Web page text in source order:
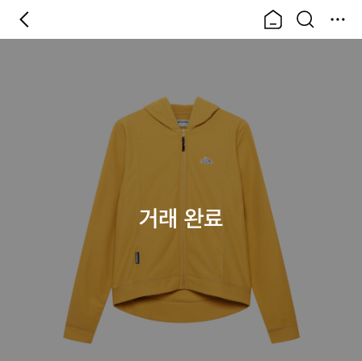
거래 완료